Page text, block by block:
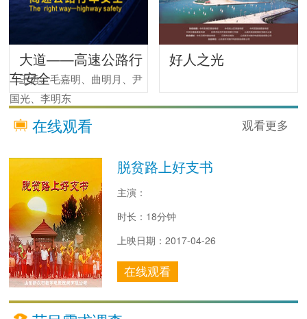
大道——高速公路行
车安全
王勇、毛嘉明、曲明月、尹
国光、李明东
好人之光
在线观看 观看更多
脱贫路上好支书
主演：
时长：18分钟
上映日期：2017-04-26
在线观看